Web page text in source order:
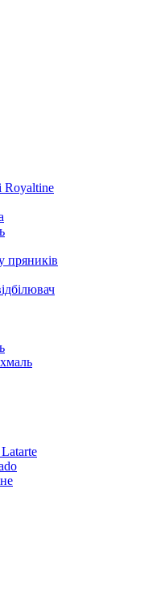
Royaltine
пряників